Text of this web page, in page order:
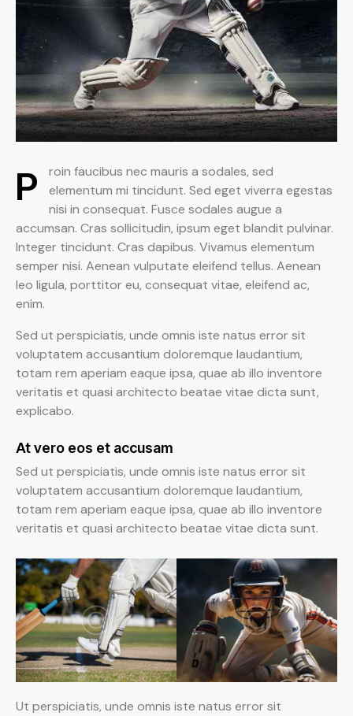
Proin faucibus nec mauris a sodales, sed
elementum mi tincidunt. Sed eget viverra egestas
nisi in consequat. Fusce sodales augue a
accumsan. Cras sollicitudin, ipsum eget blandit pulvinar.
Integer tincidunt. Cras dapibus. Vivamus elementum
semper nisi. Aenean vulputate eleifend tellus. Aenean
leo ligula, porttitor eu, consequat vitae, eleifend ac,
enim.
Sed ut perspiciatis, unde omnis iste natus error sit
voluptatem accusantium doloremque laudantium,
totam rem aperiam eaque ipsa, quae ab illo inventore
veritatis et quasi architecto beatae vitae dicta sunt,
explicabo.
At vero eos et accusam
Sed ut perspiciatis, unde omnis iste natus error sit
voluptatem accusantium doloremque laudantium,
totam rem aperiam eaque ipsa, quae ab illo inventore
veritatis et quasi architecto beatae vitae dicta sunt.
Ut perspiciatis, unde omnis iste natus error sit